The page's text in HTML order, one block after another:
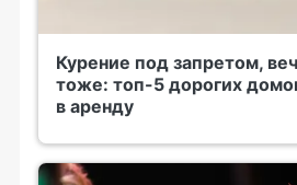
Курение под запретом,
тоже: топ-5 дорогих
в аренду